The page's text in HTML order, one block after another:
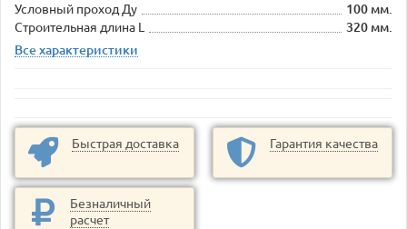
Условный проход Ду
100 мм.
Строительная длина L
320 мм.
Все характеристики
Быстрая доставка Гарантия качества
Безналичный
расчет